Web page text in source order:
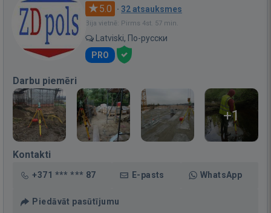
5.0 · 32 atsauksmes
Bija vietnē: Pirms 4st. 57 min.
Latviski, По-русски
PRO
Darbu piemēri
+1
Kontakti
+371 *** *** 87 E-pasts WhatsApp
Piedāvāt pasūtījumu